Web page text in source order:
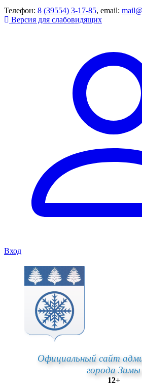
Телефон: 8 (39554) 3-17-85, email:
Версия для слабовидящих
Вход
Официальный сайт
города Зимы
12+